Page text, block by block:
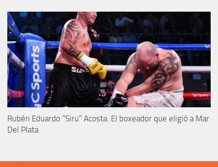
Rubén Eduardo “Siru” Acosta: El boxeador que eligió a Mar
Del Plata